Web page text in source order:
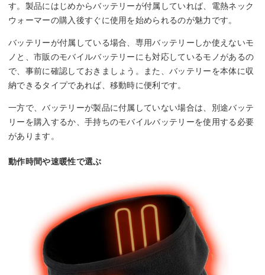
す。製品にはじめからバッテリーが付属していれば、電熱ネック
ウォーマーの購入後すぐに使用を始められるのが魅力です。
バッテリーが付属している場合、専用バッテリーしか使えないモ
ノと、市販のモバイルバッテリーにも対応しているモノがあるの
で、事前に確認しておきましょう。また、バッテリーを本体に収
納できるタイプであれば、移動時に便利です。
一方で、バッテリーが製品に付属していない場合は、別途バッテ
リーを購入するか、手持ちのモバイルバッテリーを使用する必要
があります。
動作時間や速暖性で選ぶ